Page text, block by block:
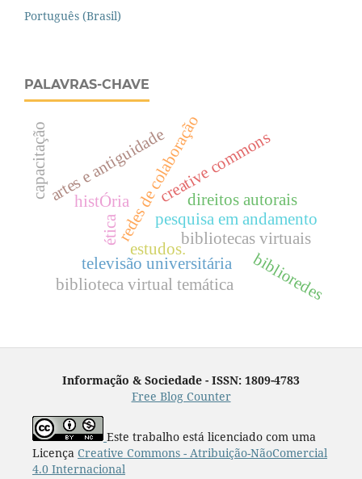
Português (Brasil)
PALAVRAS-CHAVE
redes de colaboração
pesquisa em andamento
estudos.
televisão universitária
bibliotecas virtuais
artes e antiguidade
biblioteca virtual temática
creative commons
direitos autorais
histÓria
biblioredes
capacitação
ética
Informação & Sociedade - ISSN: 1809-4783
Free Blog Counter
Este trabalho está licenciado com uma
Licença Creative Commons - Atribuição-NãoComercial
4.0 Internacional